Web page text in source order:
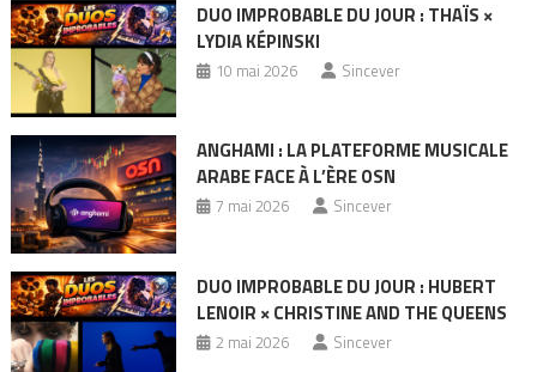
DUO IMPROBABLE DU JOUR : THAÏS ×
LYDIA KÉPINSKI
10 mai 2026 Sincever
ANGHAMI : LA PLATEFORME MUSICALE
ARABE FACE À L’ÈRE OSN
7 mai 2026 Sincever
DUO IMPROBABLE DU JOUR : HUBERT
LENOIR × CHRISTINE AND THE QUEENS
2 mai 2026 Sincever